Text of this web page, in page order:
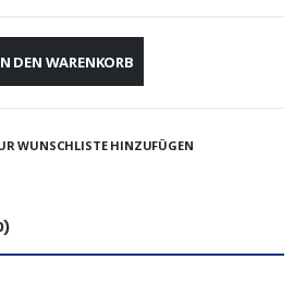
DEN WARENKORB
WUNSCHLISTE HINZUFÜGEN